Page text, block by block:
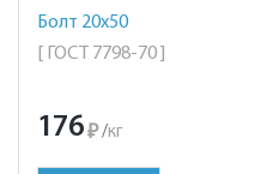
Болт 20х50
[ ГОСТ 7798-70 ]
176₽ /кг